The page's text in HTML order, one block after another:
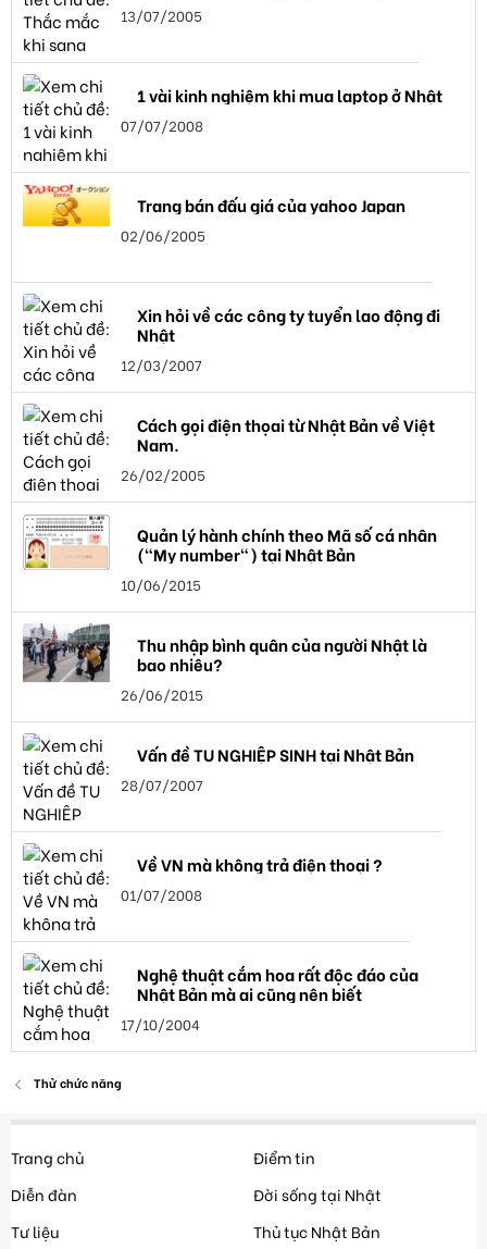
13/07/2005
1 vài kinh nghiệm khi mua laptop ở Nhật
07/07/2008
Trang bán đấu giá của yahoo Japan
02/06/2005
Xin hỏi về các công ty tuyển lao động đi
Nhật
12/03/2007
Cách gọi điện thọai từ Nhật Bản về Việt
Nam.
26/02/2005
Quản lý hành chính theo Mã số cá nhân
("My number") tại Nhật Bản
10/06/2015
Thu nhập bình quân của người Nhật là
bao nhiêu?
26/06/2015
Vấn đề TU NGHIỆP SINH tại Nhật Bản
28/07/2007
Về VN mà không trả điện thoại ?
01/07/2008
Nghệ thuật cắm hoa rất độc đáo của
Nhật Bản mà ai cũng nên biết
17/10/2004
Thử chức năng
Trang chủ
Diễn đàn
Tư liệu
Điểm tin
Đời sống tại Nhật
Thủ tục Nhật Bản